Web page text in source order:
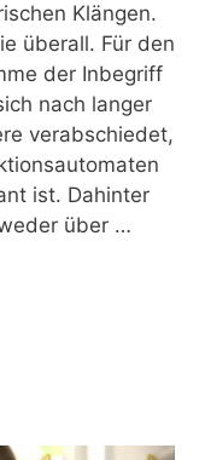
Klän­gen.
über­all. Für den
der Inbe­griff
nach lan­ger
ver­ab­schie­det,
ist. Dahin­ter
über …